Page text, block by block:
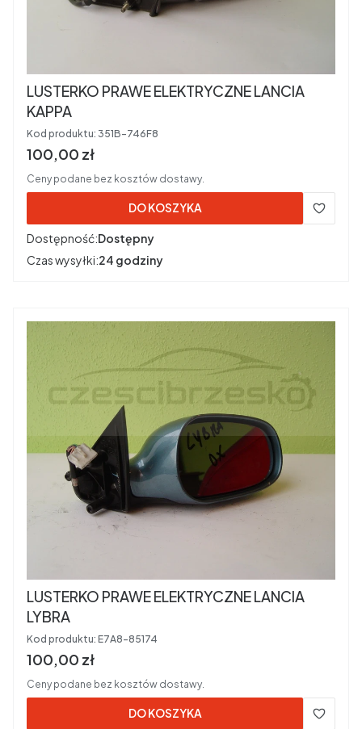
LUSTERKO PRAWE ELEKTRYCZNE LANCIA
KAPPA
Kod produktu: 351B-746F8
Cena brutto
100,00 zł
Ceny podane bez kosztów dostawy.
DO KOSZYKA
Dostępność:Dostępny
Czas wysyłki:24 godziny
LUSTERKO PRAWE ELEKTRYCZNE LANCIA
LYBRA
Kod produktu: E7A8-85174
Cena brutto
100,00 zł
Ceny podane bez kosztów dostawy.
DO KOSZYKA